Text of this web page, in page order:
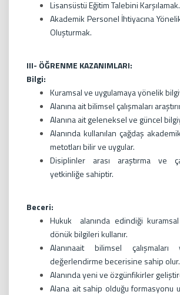
Lisansüstü Eğitim Talebini Karşılamak.
Akademik Personel İhtiyacına Yönelik
Oluşturmak.
III- ÖĞRENME KAZANIMLARI:
Bilgi:
Kuramsal ve uygulamaya yönelik
Alanına ait bilimsel çalışmaları
Alanına ait geleneksel ve güncel
Alanında kullanılan çağdaş
metotları bilir ve uygular.
Disiplinler arası araştırma ve
yetkinliğe sahiptir.
Beceri:
Hukuk alanında edindiği
dönük bilgileri kullanır.
Alanınaait bilimsel
değerlendirme becerisine sahip olur.
Alanında yeni ve özgünfikirler
Alana ait sahip olduğu formasyonu